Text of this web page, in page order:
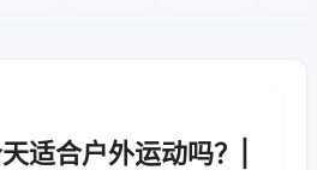
适合户外运动吗？|